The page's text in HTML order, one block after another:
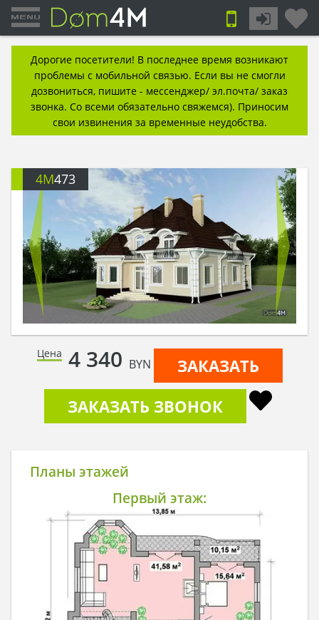
Дорогие посетители! В последнее время возникают
проблемы с мобильной связью. Если вы не смогли
дозвониться, пишите - мессенджер/ эл.почта/ заказ
звонка. Со всеми обязательно свяжемся). Приносим
свои извинения за временные неудобства.
4M473
Цена 4 340 BYN
ЗАКАЗАТЬ
ЗАКАЗАТЬ ЗВОНОК
Планы этажей
Первый этаж: